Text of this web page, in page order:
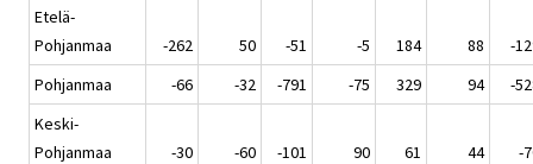
Etelä-
Pohjanmaa
-262 50 -51 -5 184 88
-
Pohjanmaa
-66 -32 -791 -75 329 94
-
Keski-
Pohjanmaa
-30 -60 -101 90 61 44
-